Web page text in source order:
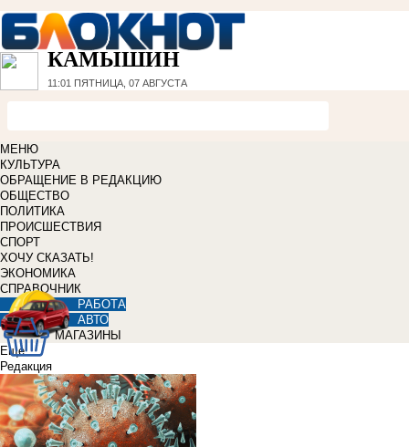
КАМЫШИН
11:01 ПЯТНИЦА, 07 АВГУСТА
МЕНЮ
КУЛЬТУРА
ОБРАЩЕНИЕ В РЕДАКЦИЮ
ОБЩЕСТВО
ПОЛИТИКА
ПРОИСШЕСТВИЯ
СПОРТ
ХОЧУ СКАЗАТЬ!
ЭКОНОМИКА
СПРАВОЧНИК
РАБОТА
АВТО
МАГАЗИНЫ
Еще
Редакция